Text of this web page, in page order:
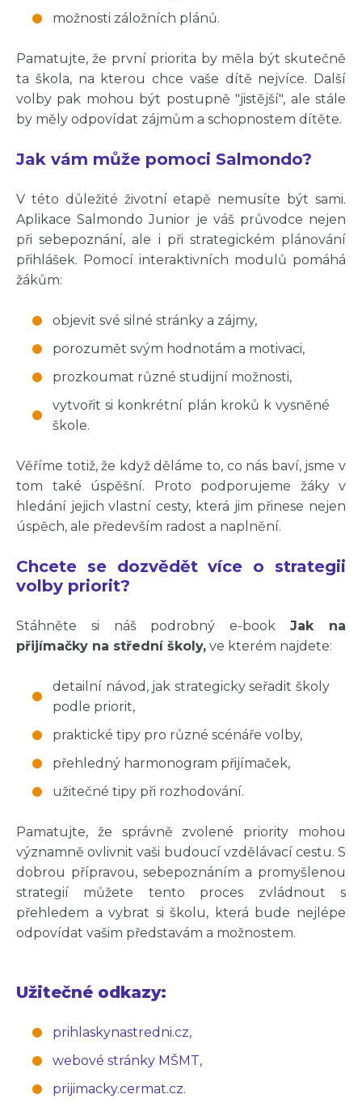
možnosti záložních plánů.
Pamatujte, že první priorita by měla být skutečně
ta škola, na kterou chce vaše dítě nejvíce. Další
volby pak mohou být postupně "jistější", ale stále
by měly odpovídat zájmům a schopnostem dítěte.
Jak vám může pomoci Salmondo?
V této důležité životní etapě nemusíte být sami.
Aplikace Salmondo Junior je váš průvodce nejen
při sebepoznání, ale i při strategickém plánování
přihlášek. Pomocí interaktivních modulů pomáhá
žákům:
objevit své silné stránky a zájmy,
porozumět svým hodnotám a motivaci,
prozkoumat různé studijní možnosti,
vytvořit si konkrétní plán kroků k vysněné
škole.
Věříme totiž, že když děláme to, co nás baví, jsme v
tom také úspěšní. Proto podporujeme žáky v
hledání jejich vlastní cesty, která jim přinese nejen
úspěch, ale především radost a naplnění.
Chcete se dozvědět více o strategii
volby priorit?
Stáhněte si náš podrobný e-bookJak na
přijímačky na střední školy, ve kterém najdete:
detailní návod, jak strategicky seřadit školy
podle priorit,
praktické tipy pro různé scénáře volby,
přehledný harmonogram přijímaček,
užitečné tipy při rozhodování.
Pamatujte, že správně zvolené priority mohou
významně ovlivnit vaši budoucí vzdělávací cestu. S
dobrou přípravou, sebepoznáním a promyšlenou
strategií můžete tento proces zvládnout s
přehledem a vybrat si školu, která bude nejlépe
odpovídat vašim představám a možnostem.
Užitečné odkazy:
prihlaskynastredni.cz,
webové stránky MŠMT,
prijimacky.cermat.cz.